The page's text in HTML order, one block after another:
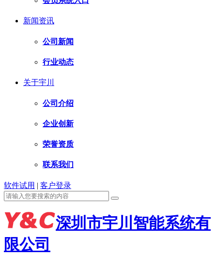
新闻资讯
公司新闻
行业动态
关于宇川
公司介绍
企业创新
荣誉资质
联系我们
软件试用 | 客户登录
深圳市宇川智能系统有
限公司